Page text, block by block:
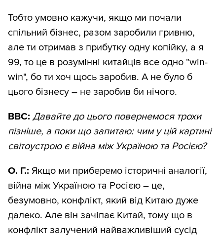
Тобто умовно кажучи, якщо ми почали
спільний бізнес, разом заробили гривню,
але ти отримав з прибутку одну копійку, а я
99, то це в розумінні китайців все одно "win-
win", бо ти хоч щось заробив. А не було б
цього бізнесу – не заробив би нічого.
ВВС: Давайте до цього повернемося трохи
пізніше, а поки що запитаю: чим у цій картині
світоустрою є війна між Україною та Росією?
О. Г.: Якщо ми приберемо історичні аналогії,
війна між Україною та Росією – це,
безумовно, конфлікт, який від Китаю дуже
далеко. Але він зачіпає Китай, тому що в
конфлікт залучений найважливіший сусід